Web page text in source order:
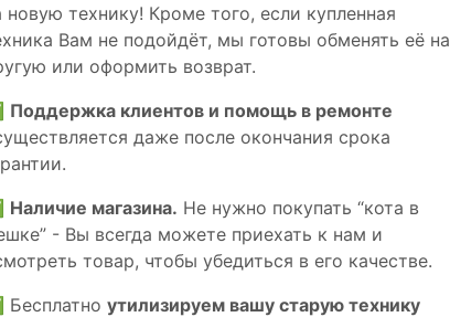
новую технику! Кроме того, если купленная
Вам не подойдёт, мы готовы обменять её на
или оформить возврат.
Поддержка клиентов и помощь в ремонте
даже после окончания срока
Наличие магазина. Не нужно покупать “кота в
- Вы всегда можете приехать к нам и
товар, чтобы убедиться в его качестве.
Бесплатно утилизируем вашу старую технику